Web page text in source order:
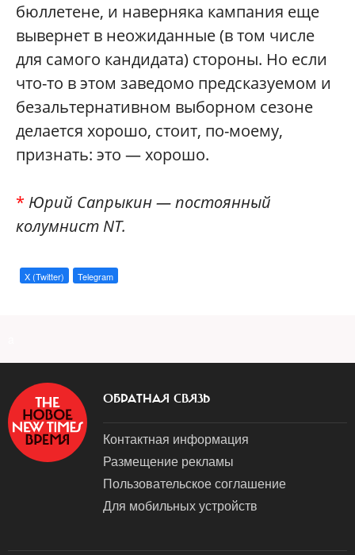
бюллетене, и наверняка кампания еще
вывернет в неожиданные (в том числе
для самого кандидата) стороны. Но если
что-то в этом заведомо предсказуемом и
безальтернативном выборном сезоне
делается хорошо, стоит, по-моему,
признать: это — хорошо.
* Юрий Сапрыкин — постоянный
колумниcт NT.
X (Twitter) Telegram
ОБРАТНАЯ СВЯЗЬ
Контактная информация
Размещение рекламы
Пользовательское соглашение
Для мобильных устройств